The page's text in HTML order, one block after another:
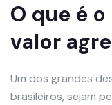
O que é
valor
Um dos grandes
brasileiros, sejam